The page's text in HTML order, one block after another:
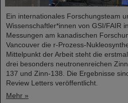
Ein internationales Forschungsteam
Wissenschaftler*innen von GSI/FAIR
Messungen am kanadischen
Vancouver die r-Prozess-
Mittelpunkt der Arbeit steht die
drei besonders neutronenreichen
137 und Zinn-138. Die Ergebnisse
Review Letters veröffentlicht.
Mehr »